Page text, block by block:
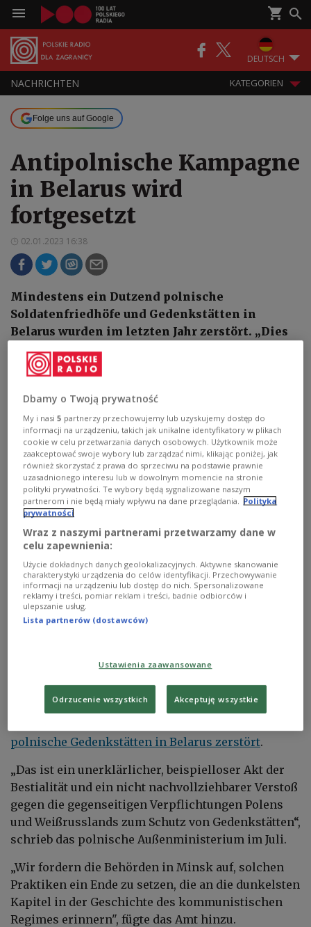
DEUTSCH
NACHRICHTEN KATEGORIEN
Folge uns auf Google
Antipolnische Kampagne
in Belarus wird
fortgesetzt
02.01.2023 16:38
Mindestens ein Dutzend polnische
Soldatenfriedhöfe und Gedenkstätten in
Belarus wurden im letzten Jahr zerstört. „Dies
ist Teil einer antipolnischen Kampagne”, meint
der belarussische Politikwissenschaftler Valer
Aljaksandr Lukaschenka Drop of Light/shutterstock
„Die Zerstörung von Friedhöfen und Gedenkstätten
ist kein Einzelfall, sondern Teil eines ganzen
belarussischen Behörden”, sagte Karbalewicz dem
polnischen Rundfunk am Montag.
polnische Gedenkstätten in Belarus zerstört.
„Das ist ein unerklärlicher, beispielloser Akt der
Bestialität und ein nicht nachvollziehbarer Verstoß
gegen die gegenseitigen Verpflichtungen Polens
und Weißrusslands zum Schutz von Gedenkstätten“,
schrieb das polnische Außenministerium im Juli.
„Wir fordern die Behörden in Minsk auf, solchen
Praktiken ein Ende zu setzen, die an die dunkelsten
Kapitel in der Geschichte des kommunistischen
Regimes erinnern", fügte das Amt hinzu.
Dbamy o Twoją prywatność
My i nasi5 partnerzy przechowujemy lub uzyskujemy dostęp do
informacji na urządzeniu, takich jak unikalne identyfikatory w plikach
cookie w celu przetwarzania danych osobowych. Użytkownik może
zaakceptować swoje wybory lub zarządzać nimi, klikając poniżej, jak
również skorzystać z prawa do sprzeciwu na podstawie prawnie
uzasadnionego interesu lub w dowolnym momencie na stronie
polityki prywatności. Te wybory będą sygnalizowane naszym
partnerom i nie będą miały wpływu na dane przeglądania. Polityka
prywatności
Wraz z naszymi partnerami przetwarzamy dane w
celu zapewnienia:
Użycie dokładnych danych geolokalizacyjnych. Aktywne skanowanie
charakterystyki urządzenia do celów identyfikacji. Przechowywanie
informacji na urządzeniu lub dostęp do nich. Spersonalizowane
reklamy i treści, pomiar reklam i treści, badnie odbiorców i
ulepszanie usług.
Lista partnerów (dostawców)
Ustawienia zaawansowane
Odrzucenie wszystkich Akceptuję wszystkie